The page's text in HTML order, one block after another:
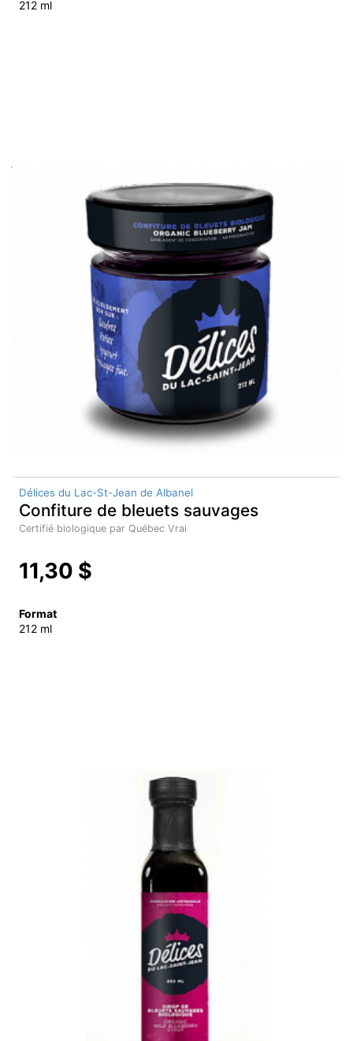
212 ml
Délices du Lac-St-Jean de Albanel
Confiture de bleuets sauvages
Certifié biologique par Québec Vrai
11,30 $
Format
212 ml